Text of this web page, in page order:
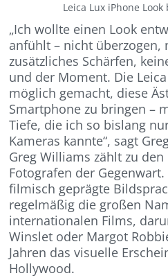
Leica Lux iPhone
„Ich wollte einen Look
anfühlt – nicht überzogen,
zusätzliches Schärfen,
und der Moment. Die
möglich gemacht, diese
Smartphone zu bringen –
Tiefe, die ich so bislang
Kameras kannte“, sagt
Greg Williams zählt zu
Fotografen der
filmisch geprägte
regelmäßig die großen
internationalen Films,
Winslet oder Margot
Jahren das visuelle
Hollywood.